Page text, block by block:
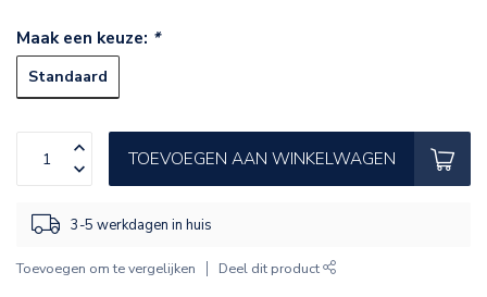
Maak een keuze: *
Standaard
TOEVOEGEN AAN WINKELWAGEN
3-5 werkdagen in huis
Toevoegen om te vergelijken Deel dit product